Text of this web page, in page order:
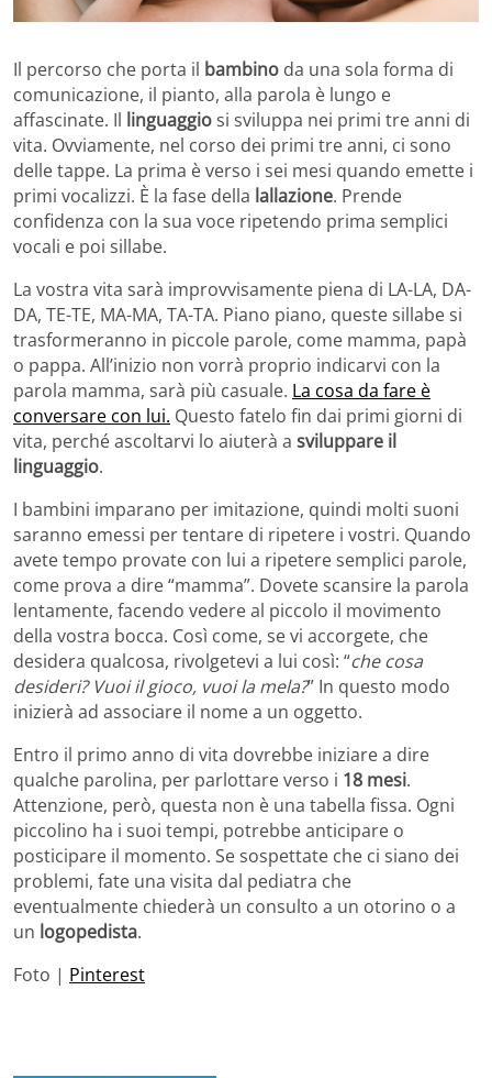
Il percorso che porta il bambino da una sola forma di
comunicazione, il pianto, alla parola è lungo e
affascinate. Il linguaggiosi sviluppa nei primi tre anni di
vita. Ovviamente, nel corso dei primi tre anni, ci sono
delle tappe. La prima è verso i sei mesi quando emette i
primi vocalizzi. È la fase della lallazione. Prende
confidenza con la sua voce ripetendo prima semplici
vocali e poi sillabe.
La vostra vita sarà improvvisamente piena di LA-LA, DA-
DA, TE-TE, MA-MA, TA-TA. Piano piano, queste sillabe si
trasformeranno in piccole parole, come mamma, papà
o pappa. All’inizio non vorrà proprio indicarvi con la
parola mamma, sarà più casuale. La cosa da fare è
conversare con lui. Questo fatelo fin dai primi giorni di
vita, perché ascoltarvi lo aiuterà a sviluppare il
linguaggio.
I bambini imparano per imitazione, quindi molti suoni
saranno emessi per tentare di ripetere i vostri. Quando
avete tempo provate con lui a ripetere semplici parole,
come prova a dire “mamma”. Dovete scansire la parola
lentamente, facendo vedere al piccolo il movimento
della vostra bocca. Così come, se vi accorgete, che
desidera qualcosa, rivolgetevi a lui così: “che cosa
desideri? Vuoi il gioco, vuoi la mela?” In questo modo
inizierà ad associare il nome a un oggetto.
Entro il primo anno di vita dovrebbe iniziare a dire
qualche parolina, per parlottare verso i 18 mesi.
Attenzione, però, questa non è una tabella fissa. Ogni
piccolino ha i suoi tempi, potrebbe anticipare o
posticipare il momento. Se sospettate che ci siano dei
problemi, fate una visita dal pediatra che
eventualmente chiederà un consulto a un otorino o a
un logopedista.
Foto | Pinterest